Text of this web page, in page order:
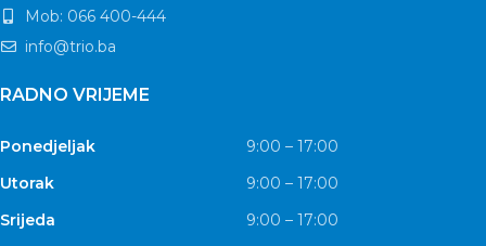
Mob: 066 400-444
info@trio.ba
RADNO VRIJEME
Ponedjeljak
9:00 – 17:00
Utorak
9:00 – 17:00
Srijeda
9:00 – 17:00